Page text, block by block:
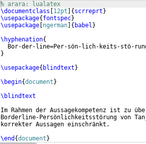
% arara: lualatex
\documentclass
12pt { scrreprt }
\usepackage{ fontspec}
\usepackage ngerman { babel }
\hyphenation{
Bor-der-line=Per-sön-lich-keits-stö-
}
\usepackage{ blindtext }
\begin{document }
\blindtext
Im Rahmen der Aussagekompetenz ist zu
Borderline-Persönlichkeitsstörung von
korrekter Aussagen einschränkt.
\end {document }